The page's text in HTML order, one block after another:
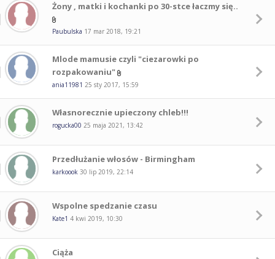
Żony , matki i kochanki po 30-stce łaczmy się..
Paubulska 17 mar 2018, 19:21
Mlode mamusie czyli "ciezarowki po
rozpakowaniu"
ania11981 25 sty 2017, 15:59
Własnorecznie upieczony chleb!!!
rogucka00 25 maja 2021, 13:42
Przedłużanie włosów - Birmingham
karkoook 30 lip 2019, 22:14
Wspolne spedzanie czasu
Kate1 4 kwi 2019, 10:30
Ciąża